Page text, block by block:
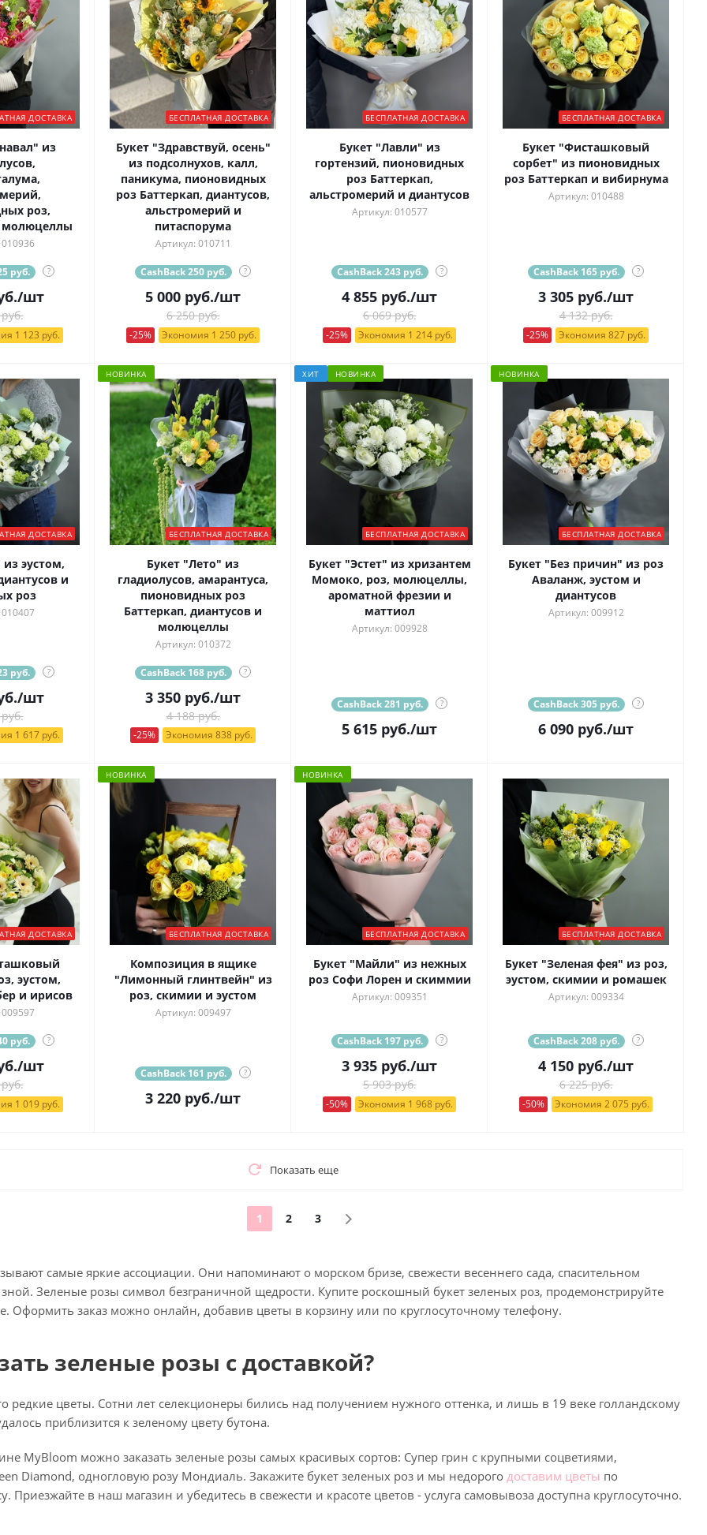
ДОСТАВКА
из
роз,
молюцеллы
руб. ?
/шт
1 123 руб.
БЕСПЛАТНАЯ ДОСТАВКА
Букет "Здравствуй, осень"
из подсолнухов, калл,
паникума, пионовидных
роз Баттеркап, диантусов,
альстромерий и
питаспорума
Артикул: 010711
CashBack 250 руб. ?
5 000 руб./шт
6 250 руб.
-25% Экономия 1 250 руб.
БЕСПЛАТНАЯ ДОСТАВКА
Букет "Лавли" из
гортензий, пионовидных
роз Баттеркап,
альстромерий и диантусов
Артикул: 010577
CashBack 243 руб. ?
4 855 руб./шт
6 069 руб.
-25% Экономия 1 214 руб.
БЕСПЛАТНАЯ ДОСТАВКА
Букет "Фисташковый
сорбет" из пионовидных
роз Баттеркап и вибирнума
Артикул: 010488
CashBack 165 руб. ?
3 305 руб./шт
4 132 руб.
-25% Экономия 827 руб.
ДОСТАВКА
эустом,
и
роз
руб. ?
/шт
1 617 руб.
НОВИНКА
БЕСПЛАТНАЯ ДОСТАВКА
Букет "Лето" из
гладиолусов, амарантуса,
пионовидных роз
Баттеркап, диантусов и
молюцеллы
Артикул: 010372
CashBack 168 руб. ?
3 350 руб./шт
4 188 руб.
-25% Экономия 838 руб.
ХИТ НОВИНКА
БЕСПЛАТНАЯ ДОСТАВКА
Букет "Эстет" из хризантем
Момоко, роз, молюцеллы,
ароматной фрезии и
маттиол
Артикул: 009928
CashBack 281 руб. ?
5 615 руб./шт
НОВИНКА
БЕСПЛАТНАЯ ДОСТАВКА
Букет "Без причин" из роз
Аваланж, эустом и
диантусов
Артикул: 009912
CashBack 305 руб. ?
6 090 руб./шт
ДОСТАВКА
эустом,
и ирисов
руб. ?
/шт
1 019 руб.
НОВИНКА
БЕСПЛАТНАЯ ДОСТАВКА
Композиция в ящике
"Лимонный глинтвейн" из
роз, скимии и эустом
Артикул: 009497
CashBack 161 руб. ?
3 220 руб./шт
НОВИНКА
БЕСПЛАТНАЯ ДОСТАВКА
Букет "Майли" из нежных
роз Софи Лорен и скиммии
Артикул: 009351
CashBack 197 руб. ?
3 935 руб./шт
5 903 руб.
-50% Экономия 1 968 руб.
БЕСПЛАТНАЯ ДОСТАВКА
Букет "Зеленая фея" из роз,
эустом, скимии и ромашек
Артикул: 009334
CashBack 208 руб. ?
4 150 руб./шт
6 225 руб.
-50% Экономия 2 075 руб.
Показать еще
1 2 3
самые яркие ассоциации. Они напоминают о морском бризе, свежести весеннего сада, спасительном
зной. Зеленые розы символ безграничной щедрости. Купите роскошный букет зеленых роз, продемонстрируйте
Оформить заказ можно онлайн, добавив цветы в корзину или по круглосуточному телефону.
зеленые розы с доставкой?
редкие цветы. Сотни лет селекционеры бились над получением нужного оттенка, и лишь в 19 веке голландскому
приблизится к зеленому цвету бутона.
MyBloom можно заказать зеленые розы самых красивых сортов: Супер грин с крупными соцветиями,
Diamond, одногловую розу Мондиаль. Закажите букет зеленых роз и мы недорого доставим цветы по
Приезжайте в наш магазин и убедитесь в свежести и красоте цветов - услуга самовывоза доступна круглосуточно.